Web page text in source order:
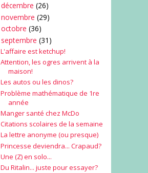
décembre (26)
novembre (29)
octobre (36)
septembre (31)
L'affaire est ketchup!
Attention, les ogres arrivent à la
maison!
Les autos ou les dinos?
Problème mathématique de 1re
année
Manger santé chez McDo
Citations scolaires de la semaine
La lettre anonyme (ou presque)
Princesse deviendra... Crapaud?
Une (Z) en solo...
Du Ritalin... juste pour essayer?